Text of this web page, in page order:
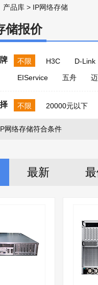
产品库 > IP网络存储
储报价
不限 H3C D-Link
EIService
五舟
不限 20000元以下
网络存储符合条件
最新